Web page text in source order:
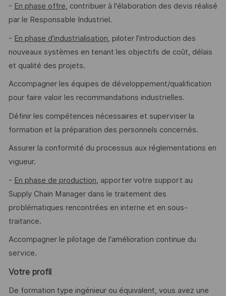
- En phase offre, contribuer à l'élaboration des devis réalisé
par le Responsable Industriel.
- En phase d’industrialisation, piloter l’introduction des
nouveaux systèmes en tenant les objectifs de coût, délais
et qualité des projets.
Accompagner les équipes de développement/qualification
pour faire valoir les recommandations industrielles.
Définir les compétences nécessaires et superviser la
formation et la préparation des personnels concernés.
Assurer la conformité du processus aux réglementations en
vigueur.
- En phase de production, apporter votre support au
Supply Chain Manager dans le traitement des
problématiques rencontrées en interne et en sous-
traitance.
Accompagner le pilotage de l'amélioration continue du
service.
Votre profil
De formation type ingénieur ou équivalent, vous avez une